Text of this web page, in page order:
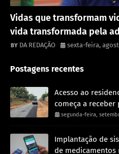
Vidas que transformam
vida transformada pela
DA REDAÇÃO sexta-feira,
Postagens recentes
Acesso ao
começa a receber
segunda-feira,
Implantação de
de